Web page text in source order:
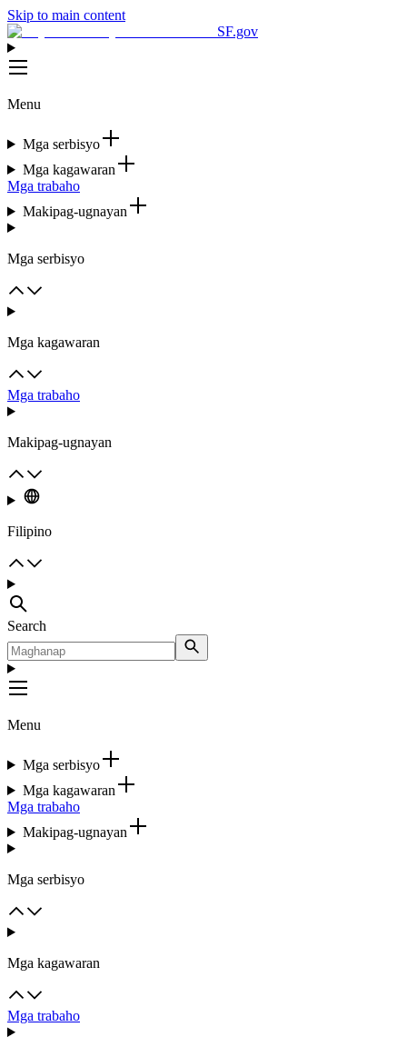
Skip to main content
SF.gov
Menu
Mga serbisyo
Mga kagawaran
Mga trabaho
Makipag-ugnayan
Mga serbisyo
Mga kagawaran
Mga trabaho
Makipag-ugnayan
Filipino
Search
Menu
Mga serbisyo
Mga kagawaran
Mga trabaho
Makipag-ugnayan
Mga serbisyo
Mga kagawaran
Mga trabaho